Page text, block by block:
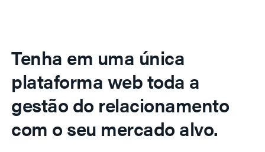
Tenha em uma única
plataforma web toda a
gestão do relacionamento
com o seu mercado alvo.